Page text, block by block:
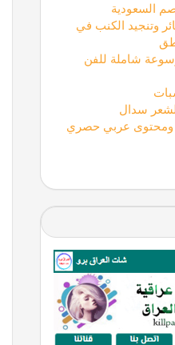
السعودية
وتنجيد الكنب في
شاملة للفن
سدال
ومحتوى عربي حصري